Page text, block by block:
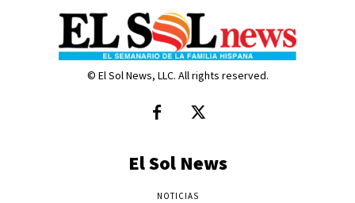
© El Sol News, LLC. All rights reserved.
El Sol News
NOTICIAS